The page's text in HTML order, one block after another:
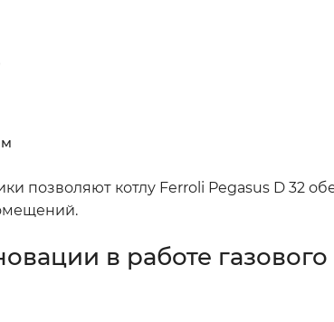
позволяют котлу Ferroli Pegasus D 32
в работе